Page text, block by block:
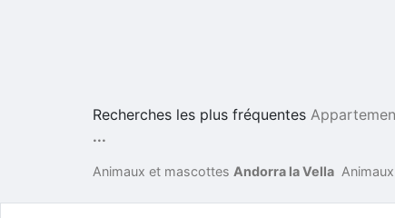
Recherches les plus fréquentes
...
Animaux et mascottes Andorra la Vella